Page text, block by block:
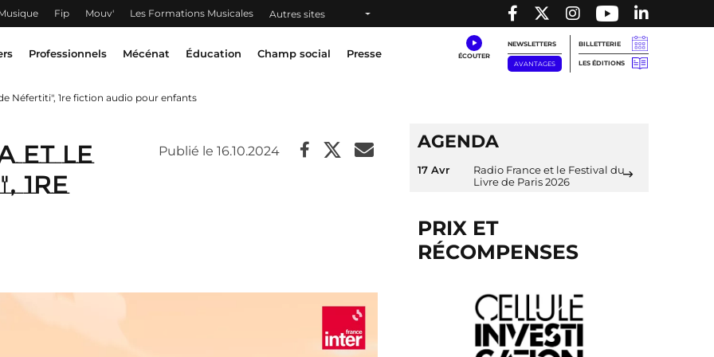
Fip Mouv' Les Formations Musicales Autres sites
Professionnels Mécénat Éducation Champ social Presse
NEWSLETTERS
AVANTAGES
BILLETTERIE
LES ÉDITIONS
Néfertiti", 1re fiction audio pour enfants
et le
1re
Publié le 16.10.2024 AGENDA
17 Avr
Radio France et le Festival du
Livre de Paris 2026
PRIX ET
RÉCOMPENSES